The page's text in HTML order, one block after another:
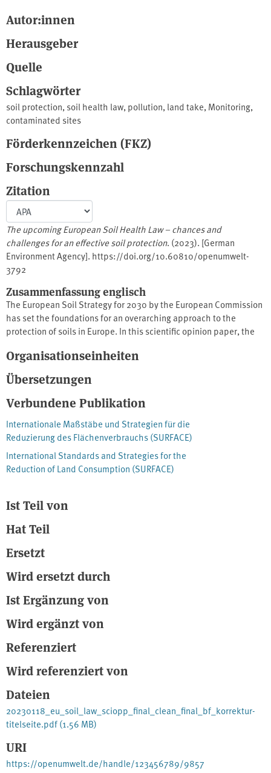
Autor:innen
Herausgeber
Quelle
Schlagwörter
soil protection,soil health law,pollution,land take,Monitoring,
contaminated sites
Förderkennzeichen (FKZ)
Forschungskennzahl
Zitation
The upcoming European Soil Health Law – chances and
challenges for an effective soil protection. (2023). [German
Environment Agency]. https://doi.org/10.60810/openumwelt-
3792
Zusammenfassung englisch
The European Soil Strategy for 2030 by the European Commission
has set the foundations for an overarching approach to the
protection of soils in Europe. In this scientific opinion paper, the
recommendations for the upcoming Soil Health Law. Feedback on
legislative options is provided and experience gained in Germany
in the past years on soil protection and restoration is shared.
Knowing the outstanding importance of soils for human and
ecosystem health, UBA strongly agrees that a new binding
European legislative framework on soils with high ambition is
urgently needed.
Organisationseinheiten
Übersetzungen
Verbundene Publikation
Internationale Maßstäbe und Strategien für die
Reduzierung des Flächenverbrauchs (SURFACE)
International Standards and Strategies for the
Reduction of Land Consumption (SURFACE)
Ist Teil von
Hat Teil
Ersetzt
Wird ersetzt durch
Ist Ergänzung von
Wird ergänzt von
Referenziert
Wird referenziert von
Dateien
20230118_eu_soil_law_sciopp_final_clean_final_bf_korrektur-
titelseite.pdf(1.56 MB)
URI
https://openumwelt.de/handle/123456789/9857